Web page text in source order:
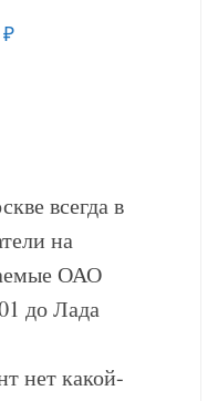
₽
всегда в
на
ОАО
до Лада
нет какой-